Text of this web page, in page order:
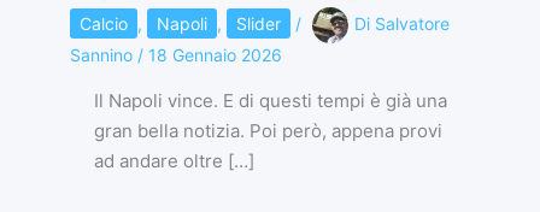
Calcio , Napoli , Slider / Di Salvatore
Sannino / 18 Gennaio 2026
Il Napoli vince. E di questi tempi è già una
gran bella notizia. Poi però, appena provi
ad andare oltre […]